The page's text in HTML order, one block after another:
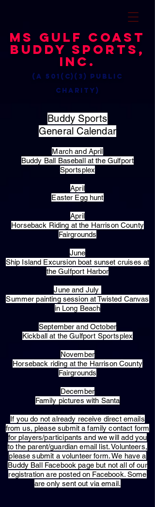
MS Gulf Coast
Buddy Sports,
Inc.
(a 501(c)(3) public
charity)
Buddy Sports
General Calendar
March and April
Buddy Ball Baseball at the Gulfport
Sportsplex
April
Easter Egg hunt
April
Horseback Riding at the Harrison County
Fairgrounds
June
Ship Island Excursion boat sunset cruises at
the Gulfport Harbor
June and July
Summer painting session at Twisted Canvas
in Long Beach
September and October
Kickball at the Gulfport Sportsplex
November
Horseback riding at the Harrison County
Fairgrounds
December
Family pictures with Santa
​If you do not already receive direct emails
from us, please submit a family contact form
for players/participants and we will add you
to the parent/guardian email list. Volunteers,
please submit a volunteer form. We have a
Buddy Ball Facebook page but not all of our
registration are posted on Facebook. Some
are only sent out via email.